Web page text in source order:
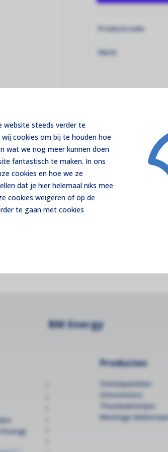
website steeds verder te
cookies om bij te houden hoe
wat we nog meer kunnen doen
fantastisch te maken. In ons
cookies en hoe we ze
dat je hier helemaal niks mee
cookies weigeren of op de
te gaan met cookies
Productcode:
Merk:
BM Energy
Producten
Zonnepanelen
Omvormers
Thuisbatterijen
Montage Materiaal